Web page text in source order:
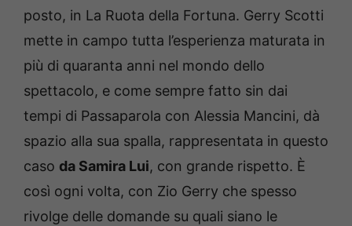
posto, in La Ruota della Fortuna. Gerry Scotti
mette in campo tutta l’esperienza maturata in
più di quaranta anni nel mondo dello
spettacolo, e come sempre fatto sin dai
tempi di Passaparola con Alessia Mancini, dà
spazio alla sua spalla, rappresentata in questo
caso da Samira Lui, con grande rispetto. È
così ogni volta, con Zio Gerry che spesso
rivolge delle domande su quali siano le